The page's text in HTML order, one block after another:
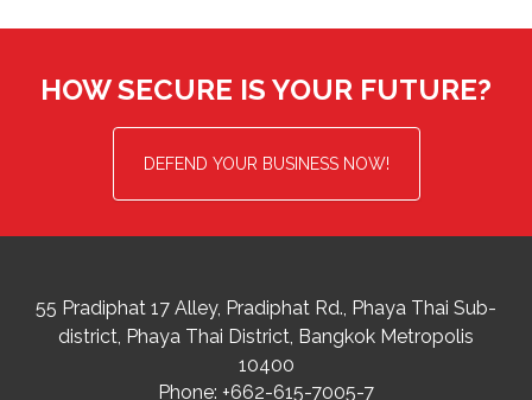
HOW SECURE IS YOUR FUTURE?
DEFEND YOUR BUSINESS NOW!
55 Pradiphat 17 Alley, Pradiphat Rd., Phaya Thai Sub-
district Phaya Thai District, Bangkok Metropolis
10400
Phone: +662-615-7005-7